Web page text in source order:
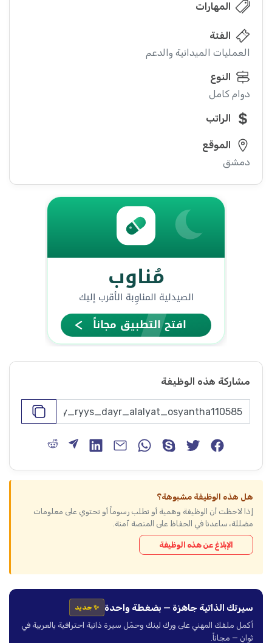
المهارات
الفئة
العمليات الميدانية والدعم
النوع
دوام كامل
الراتب
الموقع
دمشق
مشاركة هذه الوظيفة
هل هذه الوظيفة مشبوهة؟
إذا لاحظت أن الوظيفة وهمية أو تطلب رسوماً أو تحتوي على معلومات
مضللة، ساعدنا في الحفاظ على المنصة آمنة.
الإبلاغ عن هذه الوظيفة
سيرتك الذاتية جاهزة — بضغطة واحدة ✨ جديد
أكمل ملفك المهني على ورك لينك وحمّل سيرة ذاتية احترافية بالعربية في
ثوانٍ — مجاناً.